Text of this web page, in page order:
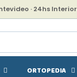
· 24hs Interior
ORTOPEDIA